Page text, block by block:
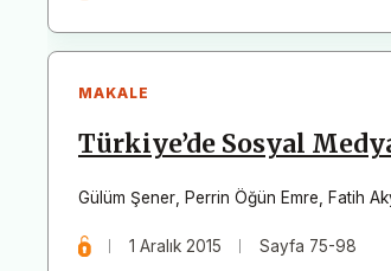
MAKALE
Türkiye’de Sosyal
Gülüm Şener Perrin Öğün Emre Fatih
1 Aralık 2015 Sayfa 75-98